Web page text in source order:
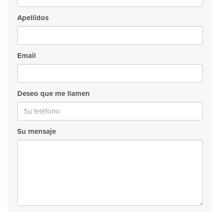
Apellidos
Email
Deseo que me llamen
Su mensaje